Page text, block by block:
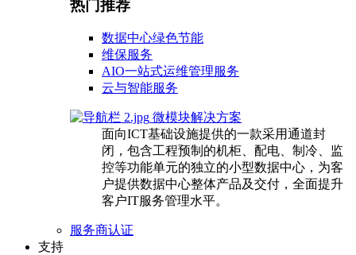
热门推荐
数据中心绿色节能
维保服务
AIO一站式运维管理服务
云与智能服务
微模块解决方案
面向ICT基础设施提供的一款采用通道封
闭，包含工程预制的机柜、配电、制冷、监
控等功能单元的独立的小型数据中心，为客
户提供数据中心整体产品及交付，全面提升
客户IT服务管理水平。
服务商认证
支持